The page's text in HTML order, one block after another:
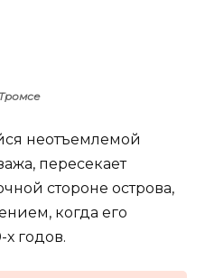
неотъемлемой
пересекает
стороне острова,
когда его
годов.